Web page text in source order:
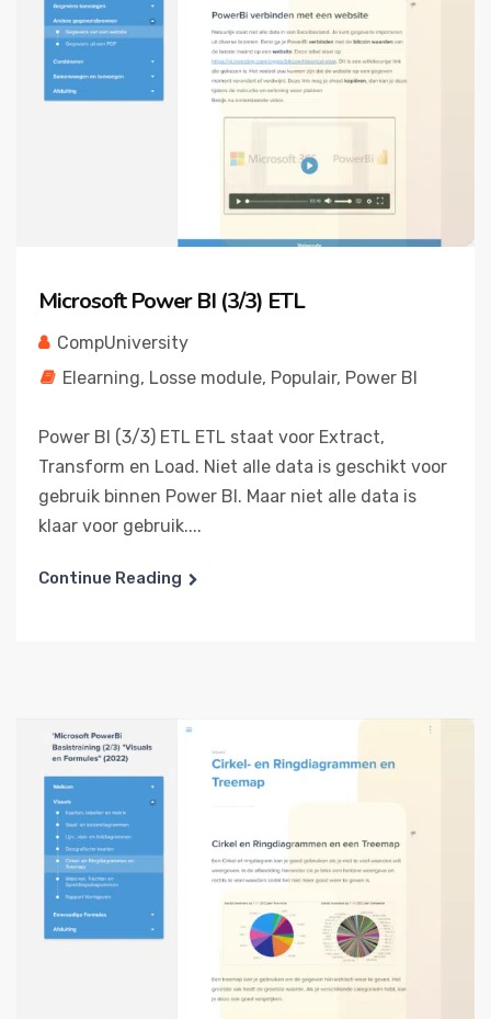
Microsoft Power BI (3/3) ETL
CompUniversity
Elearning, Losse module, Populair, Power BI
Power BI (3/3) ETL ETL staat voor Extract,
Transform en Load. Niet alle data is geschikt voor
gebruik binnen Power BI. Maar niet alle data is
klaar voor gebruik....
Continue Reading